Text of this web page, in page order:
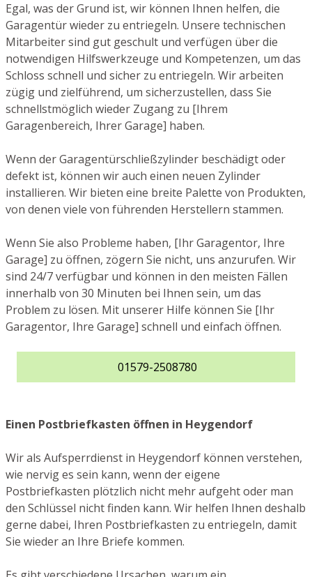
Egal, was der Grund ist, wir können Ihnen helfen, die
Garagentür wieder zu entriegeln. Unsere technischen
Mitarbeiter sind gut geschult und verfügen über die
notwendigen Hilfswerkzeuge und Kompetenzen, um das
Schloss schnell und sicher zu entriegeln. Wir arbeiten
zügig und zielführend, um sicherzustellen, dass Sie
schnellstmöglich wieder Zugang zu [Ihrem
Garagenbereich, Ihrer Garage] haben.
Wenn der Garagentürschließzylinder beschädigt oder
defekt ist, können wir auch einen neuen Zylinder
installieren. Wir bieten eine breite Palette von Produkten,
von denen viele von führenden Herstellern stammen.
Wenn Sie also Probleme haben, [Ihr Garagentor, Ihre
Garage] zu öffnen, zögern Sie nicht, uns anzurufen. Wir
sind 24/7 verfügbar und können in den meisten Fällen
innerhalb von 30 Minuten bei Ihnen sein, um das
Problem zu lösen. Mit unserer Hilfe können Sie [Ihr
Garagentor, Ihre Garage] schnell und einfach öffnen.
01579-2508780
Einen Postbriefkasten öffnen in Heygendorf
Wir als Aufsperrdienst in Heygendorf können verstehen,
wie nervig es sein kann, wenn der eigene
Postbriefkasten plötzlich nicht mehr aufgeht oder man
den Schlüssel nicht finden kann. Wir helfen Ihnen deshalb
gerne dabei, Ihren Postbriefkasten zu entriegeln, damit
Sie wieder an Ihre Briefe kommen.